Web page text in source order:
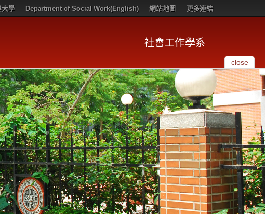
大學 Department of Social Work(English) 網站地圖 更多連結
社會工作學系
close